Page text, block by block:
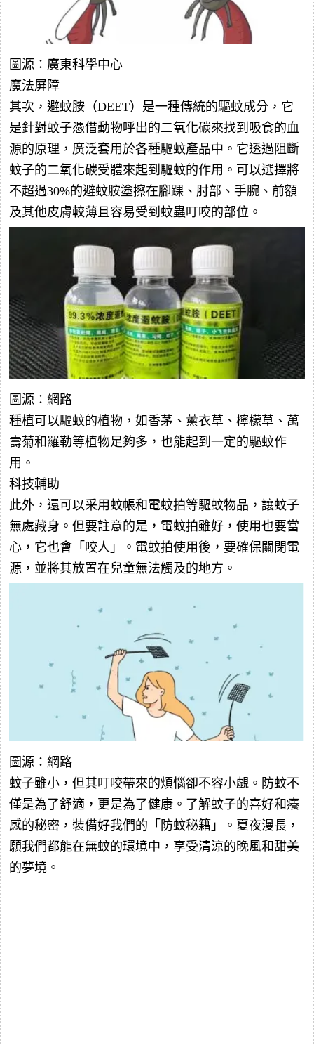
圖源：廣東科學中心
魔法屏障
其次，避蚊胺（DEET）是一種傳統的驅蚊成分，它
是針對蚊子憑借動物呼出的二氧化碳來找到吸食的血
源的原理，廣泛套用於各種驅蚊產品中。它透過阻斷
蚊子的二氧化碳受體來起到驅蚊的作用。可以選擇將
不超過30%的避蚊胺塗擦在腳踝、肘部、手腕、前額
及其他皮膚較薄且容易受到蚊蟲叮咬的部位。
圖源：網路
種植可以驅蚊的植物，如香茅、薰衣草、檸檬草、萬
壽菊和羅勒等植物足夠多，也能起到一定的驅蚊作
用。
科技輔助
此外，還可以采用蚊帳和電蚊拍等驅蚊物品，讓蚊子
無處藏身。但要註意的是，電蚊拍雖好，使用也要當
心，它也會「咬人」。電蚊拍使用後，要確保關閉電
源，並將其放置在兒童無法觸及的地方。
圖源：網路
蚊子雖小，但其叮咬帶來的煩惱卻不容小覷。防蚊不
僅是為了舒適，更是為了健康。了解蚊子的喜好和癢
感的秘密，裝備好我們的「防蚊秘籍」。夏夜漫長，
願我們都能在無蚊的環境中，享受清涼的晚風和甜美
的夢境。